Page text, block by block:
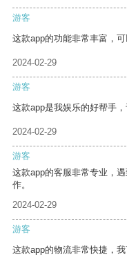
游客
这款app的功能非常丰富，
2024-02-29
游客
这款app是我娱乐的好帮手
2024-02-29
游客
这款app的客服非常专业，
作。
2024-02-29
游客
这款app的物流非常快捷，